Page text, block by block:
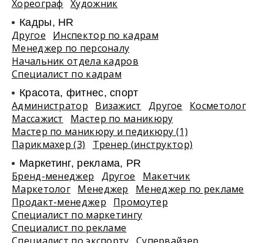
Хореограф
Художник
Кадры, HR
Другое
Инспектор по кадрам
Менеджер по персоналу
Начальник отдела кадров
Специалист по кадрам
Красота, фитнес, спорт
Администратор Визажист Другое
Косметолог
Массажист
Мастер по маникюру
Мастер по маникюру и педикюру (1)
Парикмахер (3)
Тренер (инструктор)
Маркетинг, реклама, PR
Бренд-менеджер Другое
Макетчик
Маркетолог Менеджер
Менеджер по рекламе
Продакт-менеджер
Промоутер
Специалист по маркетингу
Специалист по рекламе